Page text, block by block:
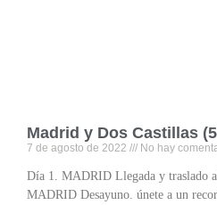
Madrid y Dos Castillas
7 de agosto de 2022 No hay
Día 1. MADRID Llegada y traslado
MADRID Desayuno. únete a un